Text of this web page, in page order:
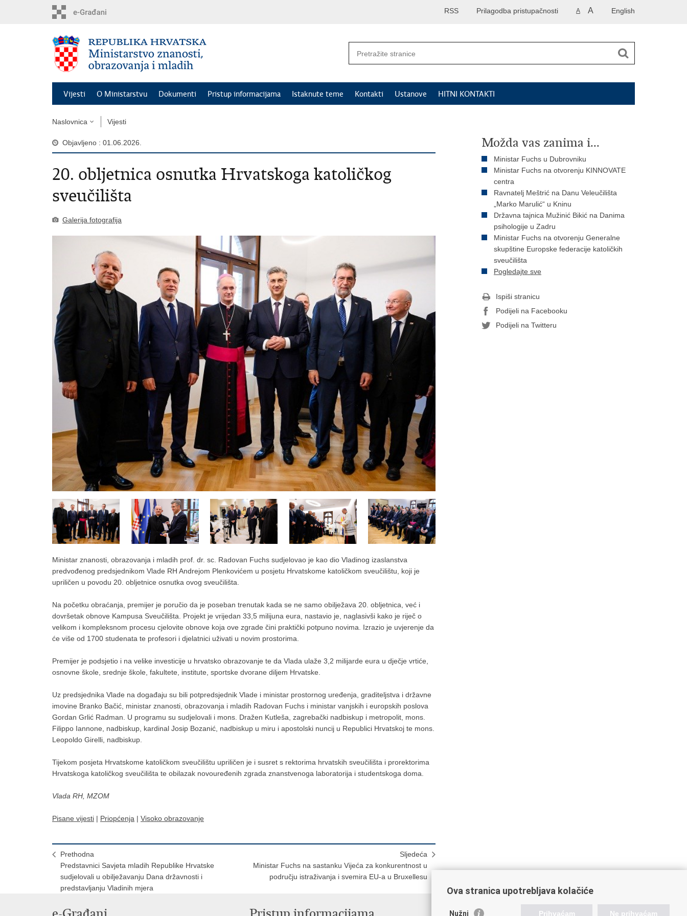
English
A A
Prilagodba pristupačnosti
RSS
Vijesti O Ministarstvu Dokumenti Pristup informacijama Istaknute teme Kontakti Ustanove HITNI KONTAKTI
Naslovnica Vijesti
Objavljeno : 01.06.2026.
20. obljetnica osnutka Hrvatskoga katoličkog
sveučilišta
Galerija fotografija
Ministar znanosti, obrazovanja i mladih prof. dr. sc. Radovan Fuchs sudjelovao je kao dio Vladinog izaslanstva
predvođenog predsjednikom Vlade RH Andrejom Plenkovićem u posjetu Hrvatskome katoličkom sveučilištu, koji je
upriličen u povodu 20. obljetnice osnutka ovog sveučilišta.
Na početku obraćanja, premijer je poručio da je poseban trenutak kada se ne samo obilježava 20. obljetnica, već i
dovršetak obnove Kampusa Sveučilišta. Projekt je vrijedan 33,5 milijuna eura, nastavio je, naglasivši kako je riječ o
velikom i kompleksnom procesu cjelovite obnove koja ove zgrade čini praktički potpuno novima. Izrazio je uvjerenje da
će više od 1700 studenata te profesori i djelatnici uživati u novim prostorima.
Premijer je podsjetio i na velike investicije u hrvatsko obrazovanje te da Vlada ulaže 3,2 milijarde eura u dječje vrtiće,
osnovne škole, srednje škole, fakultete, institute, sportske dvorane diljem Hrvatske.
Uz predsjednika Vlade na događaju su bili potpredsjednik Vlade i ministar prostornog uređenja, graditeljstva i državne
imovine Branko Bačić, ministar znanosti, obrazovanja i mladih Radovan Fuchs i ministar vanjskih i europskih poslova
Gordan Grlić Radman. U programu su sudjelovali i mons. Dražen Kutleša, zagrebački nadbiskup i metropolit, mons.
Filippo Iannone, nadbiskup, kardinal Josip Bozanić, nadbiskup u miru i apostolski nuncij u Republici Hrvatskoj te mons.
Leopoldo Girelli, nadbiskup.
Tijekom posjeta Hrvatskome katoličkom sveučilištu upriličen je i susret s rektorima hrvatskih sveučilišta i prorektorima
Hrvatskoga katoličkog sveučilišta te obilazak novouređenih zgrada znanstvenoga laboratorija i studentskoga doma.
Vlada RH, MZOM
Pisane vijesti | Priopćenja | Visoko obrazovanje
Prethodna
Predstavnici Savjeta mladih Republike Hrvatske
sudjelovali u obilježavanju Dana državnosti i
predstavljanju Vladinih mjera
Sljedeća
Ministar Fuchs na sastanku Vijeća za konkurentnost u
području istraživanja i svemira EU-a u Bruxellesu
Možda vas zanima i...
Ministar Fuchs u Dubrovniku
Ministar Fuchs na otvorenju KINNOVATE
centra
Ravnatelj Meštrić na Danu Veleučilišta
„Marko Marulić“ u Kninu
Državna tajnica Mužinić Bikić na Danima
psihologije u Zadru
Ministar Fuchs na otvorenju Generalne
skupštine Europske federacije katoličkih
sveučilišta
Pogledajte sve
Ispiši stranicu
Podijeli na Facebooku
Podijeli na Twitteru
Ova stranica upotrebljava kolačiće
Nužni Prihvaćam Ne prihvaćam